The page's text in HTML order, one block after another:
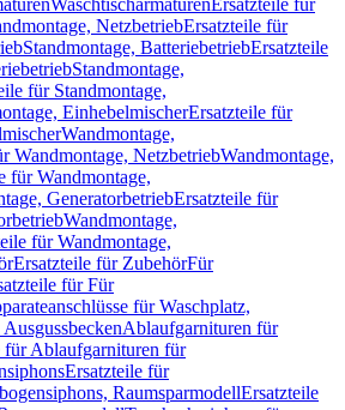
Waschtischarmaturen Ersatzteile für
NetzbetriebErsatzteile für
Standmontage, BatteriebetriebErsatzteile
Standmontage,
für Standmontage,
EinhebelmischerErsatzteile für
Wandmontage,
Wandmontage, NetzbetriebWandmontage,
für Wandmontage,
GeneratorbetriebErsatzteile für
Wandmontage,
für Wandmontage,
Ersatzteile für ZubehörFür
für Für
für Waschplatz,
Ablaufgarnituren für
für Ablaufgarnituren für
Ersatzteile für
RaumsparmodellErsatzteile